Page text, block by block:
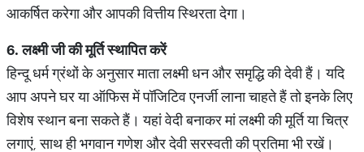
आकर्षित करेगा और आपकी वित्तीय स्थिरता देगा।
6.लक्ष्मीजीकीमूर्तिस्थापितकरें
हिन्दू धर्म ग्रंथों के अनुसार माता लक्ष्मी धन और समृद्धि की देवी हैं। यदि
आप अपने घर या ऑफिस में पॉजिटिव एनर्जी लाना चाहते हैं तो इनके लिए
विशेष स्थान बना सकते हैं। यहां वेदी बनाकर मां लक्ष्मी की मूर्ति या चित्र
लगाएं, साथ ही भगवान गणेश और देवी सरस्वती की प्रतिमा भी रखें।